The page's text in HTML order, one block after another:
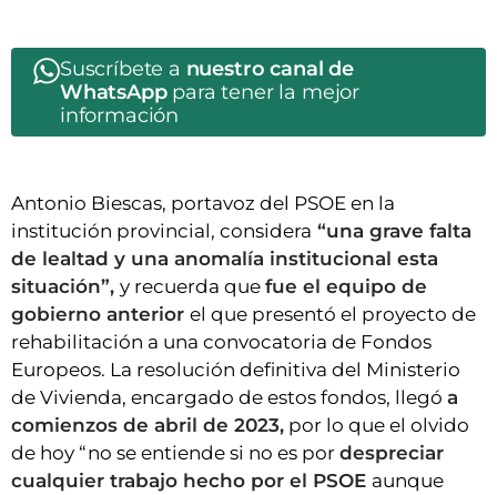
Suscríbete a nuestro canal de
WhatsApppara tener la mejor
información
Antonio Biescas, portavoz del PSOE en la
institución provincial, considera “una grave falta
de lealtad y una anomalía institucional esta
situación”, y recuerda que fue el equipo de
gobierno anterior el que presentó el proyecto de
rehabilitación a una convocatoria de Fondos
Europeos. La resolución definitiva del Ministerio
de Vivienda, encargado de estos fondos, llegó a
comienzos de abril de 2023, por lo que el olvido
de hoy “no se entiende si no es por despreciar
cualquier trabajo hecho por el PSOE aunque